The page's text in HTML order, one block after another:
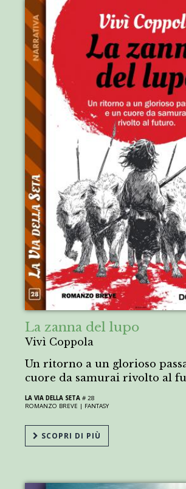
La zanna del lupo
Vivì Coppola
Un ritorno a un glorioso
cuore da samurai rivolto al
LA VIA DELLA SETA # 28
ROMANZO BREVE | FANTASY
SCOPRI DI PIÙ